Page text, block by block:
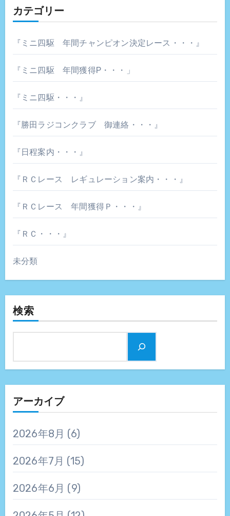
カテゴリー
『ミニ四駆 年間チャンピオン決定レース・・・』
『ミニ四駆 年間獲得P・・・」
『ミニ四駆・・・』
『勝田ラジコンクラブ 御連絡・・・』
『日程案内・・・』
『ＲＣレース レギュレーション案内・・・』
『ＲＣレース 年間獲得Ｐ・・・』
『ＲＣ・・・』
未分類
検索
アーカイブ
2026年8月 (6)
2026年7月 (15)
2026年6月 (9)